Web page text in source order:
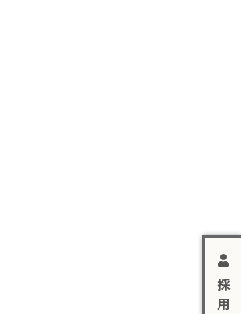
採
用